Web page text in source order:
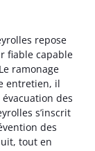
repose
fiable capable
ramonage
entretien, il
des
s’inscrit
des
tout en